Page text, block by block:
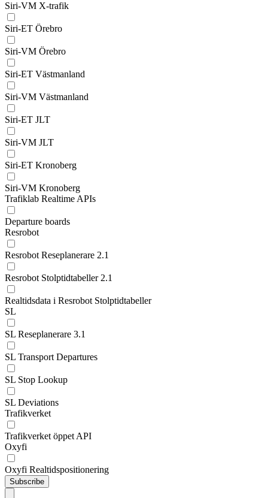
Siri-VM X-trafik
Siri-ET Örebro
Siri-VM Örebro
Siri-ET Västmanland
Siri-VM Västmanland
Siri-ET JLT
Siri-VM JLT
Siri-ET Kronoberg
Siri-VM Kronoberg
Trafiklab Realtime APIs
Departure boards
Resrobot
Resrobot Reseplanerare 2.1
Resrobot Stolptidtabeller 2.1
Realtidsdata i Resrobot Stolptidtabeller
SL
SL Reseplanerare 3.1
SL Transport Departures
SL Stop Lookup
SL Deviations
Trafikverket
Trafikverket öppet API
Oxyfi
Oxyfi Realtidspositionering
Subscribe